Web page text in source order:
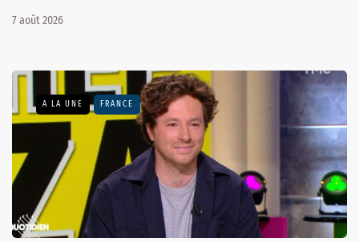
7 août 2026
A LA UNE FRANCE